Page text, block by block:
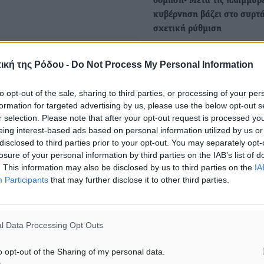
της Ρόδου - Do Not Process My Personal Information
opt-out of the sale, sharing to third parties, or processing of your
for targeted advertising by us, please use the below opt-out
selection. Please note that after your opt-out request is processed
interest-based ads based on personal information utilized by us
to third parties prior to your opt-out. You may separately
of your personal information by third parties on the IAB’s list of
This information may also be disclosed by us to third parties on the
Participants that may further disclose it to other third parties.
Data Processing Opt Outs
opt-out of the Sharing of my personal data.
αναζήτησης
κυβέρνηση βάζει στο
σχετική ρύθμιση
ότι απομάκρυναν οριστικά το
ρύθμιση για την εκτός…
ΕΚΤ: «Φρένο» στα επιτόκια
από 10 αυξήσεις
Η ΕΚΤ επιβεβαίωσε τις
της αγοράς και κράτησε
αμετάβλητα τα επιτόκια…